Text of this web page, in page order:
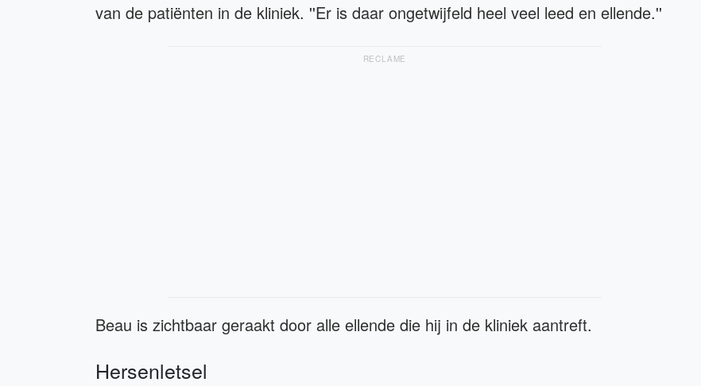
van de patiënten in de kliniek. ''Er is daar ongetwijfeld heel veel leed en ellende.''
RECLAME
Beau is zichtbaar geraakt door alle ellende die hij in de kliniek aantreft.
Hersenletsel